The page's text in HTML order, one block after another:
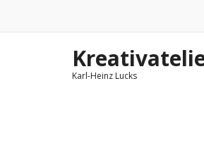
springen
Karl-Heinz Lucks